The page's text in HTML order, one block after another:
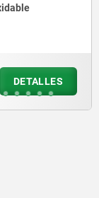
DETALLES